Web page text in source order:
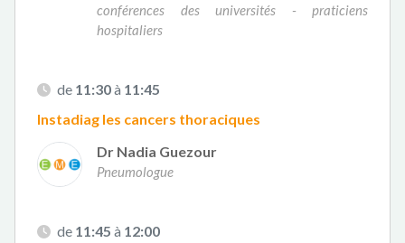
conférences des universités - praticiens
hospitaliers
de 11:30à 11:45
Instadiag les cancers thoraciques
Dr Nadia Guezour
Pneumologue
de 11:45 à 12:00